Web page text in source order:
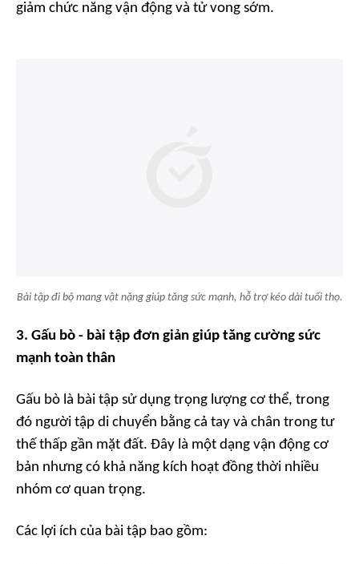
giảm chức năng vận động và tử vong sớm.
Bài tập đi bộ mang vật nặng giúp tăng sức mạnh, hỗ trợ kéo dài tuổi thọ.
3. Gấu bò - bài tập đơn giản giúp tăng cường sức
mạnh toàn thân
Gấu bò là bài tập sử dụng trọng lượng cơ thể, trong
đó người tập di chuyển bằng cả tay và chân trong tư
thế thấp gần mặt đất. Đây là một dạng vận động cơ
bản nhưng có khả năng kích hoạt đồng thời nhiều
nhóm cơ quan trọng.
Các lợi ích của bài tập bao gồm: